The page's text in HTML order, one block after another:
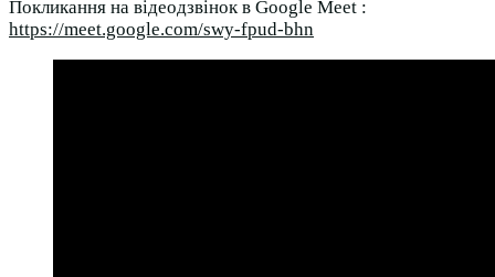
Покликання на відеодзвінок в Google Meet :
https://meet.google.com/swy-fpud-bhn